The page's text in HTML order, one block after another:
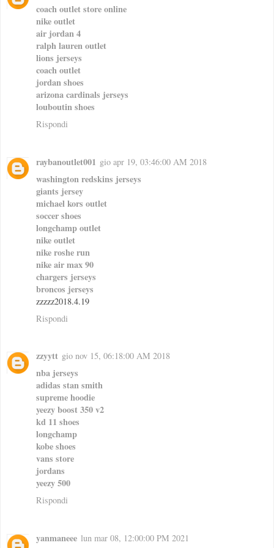
coach outlet store online
nike outlet
air jordan 4
ralph lauren outlet
lions jerseys
coach outlet
jordan shoes
arizona cardinals jerseys
louboutin shoes
Rispondi
raybanoutlet001 gio apr 19, 03:46:00 AM 2018
washington redskins jerseys
giants jersey
michael kors outlet
soccer shoes
longchamp outlet
nike outlet
nike roshe run
nike air max 90
chargers jerseys
broncos jerseys
zzzzz2018.4.19
Rispondi
zzyytt gio nov 15, 06:18:00 AM 2018
nba jerseys
adidas stan smith
supreme hoodie
yeezy boost 350 v2
kd 11 shoes
longchamp
kobe shoes
vans store
jordans
yeezy 500
Rispondi
yanmaneee lun mar 08, 12:00:00 PM 2021